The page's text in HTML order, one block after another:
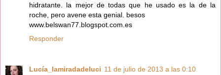
hidratante. la mejor de todas que he usado es la de la
roche, pero avene esta genial. besos
www.belswan77.blogspot.com.es
Responder
Lucía_lamiradadeluci 11 de julio de 2013 a las 0:10